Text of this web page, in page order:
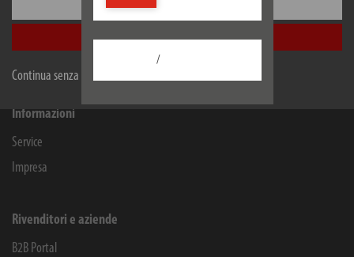
Configurare
Accetta tutti
Continua senza accettare
/
6340Baar/ZG
Informazioni
Service
Impresa
Rivenditori e aziende
B2B Portal